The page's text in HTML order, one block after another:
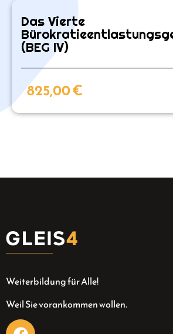
Das Vierte
(BEG IV)
825,00€
Weiterbildung für Alle!
Weil Sie vorankommen wollen.